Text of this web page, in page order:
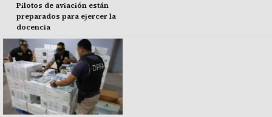
Pilotos de aviación están
preparados para ejercer la
docencia